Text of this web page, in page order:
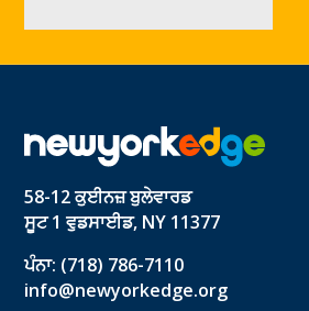
58-12 ਕੁਈਨਜ਼ ਬੁਲੇਵਾਰਡ
ਸੂਟ 1 ਵੁਡਸਾਈਡ, NY 11377
ਪੰਨਾ: (718) 786-7110
info@newyorkedge.org